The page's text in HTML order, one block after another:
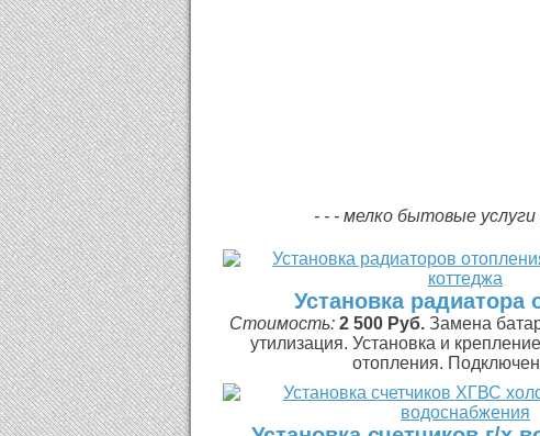
- - - мелко бытовые
Установка радиатора
Стоимость: 2 500 Руб. Замена
утилизация. Установка и
отопления.